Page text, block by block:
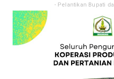
- Pelantikan Bupati